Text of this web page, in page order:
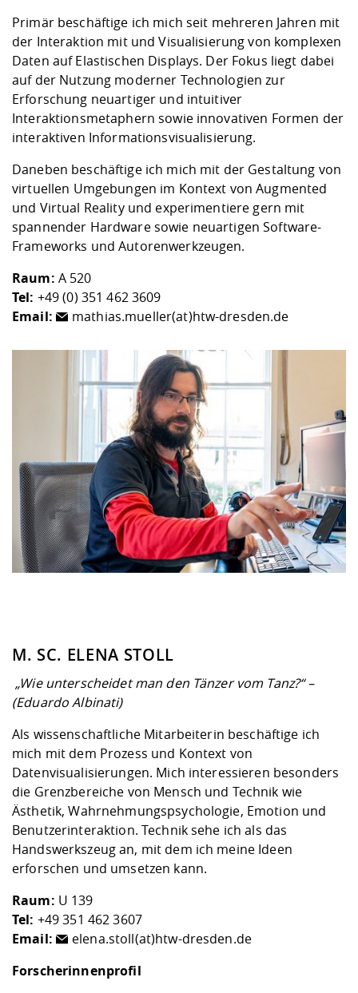
Primär beschäftige ich mich seit mehreren Jahren mit
der Interaktion mit und Visualisierung von komplexen
Daten auf Elastischen Displays. Der Fokus liegt dabei
auf der Nutzung moderner Technologien zur
Erforschung neuartiger und intuitiver
Interaktionsmetaphern sowie innovativen Formen der
interaktiven Informationsvisualisierung.
Daneben beschäftige ich mich mit der Gestaltung von
virtuellen Umgebungen im Kontext von Augmented
und Virtual Reality und experimentiere gern mit
spannender Hardware sowie neuartigen Software-
Frameworks und Autorenwerkzeugen.
Raum: A 520
Tel: +49 (0) 351 462 3609
Email:
mathias.mueller(at)htw-dresden.de
M. SC. ELENA STOLL
„Wie unterscheidet man den Tänzer vom Tanz?“ –
(Eduardo Albinati)
Als wissenschaftliche Mitarbeiterin beschäftige ich
mich mit dem Prozess und Kontext von
Datenvisualisierungen. Mich interessieren besonders
die Grenzbereiche von Mensch und Technik wie
Ästhetik, Wahrnehmungspsychologie, Emotion und
Benutzerinteraktion. Technik sehe ich als das
Handswerkszeug an, mit dem ich meine Ideen
erforschen und umsetzen kann.
Raum: U 139
Tel: +49 351 462 3607
Email:
elena.stoll(at)htw-dresden.de
Forscherinnenprofil